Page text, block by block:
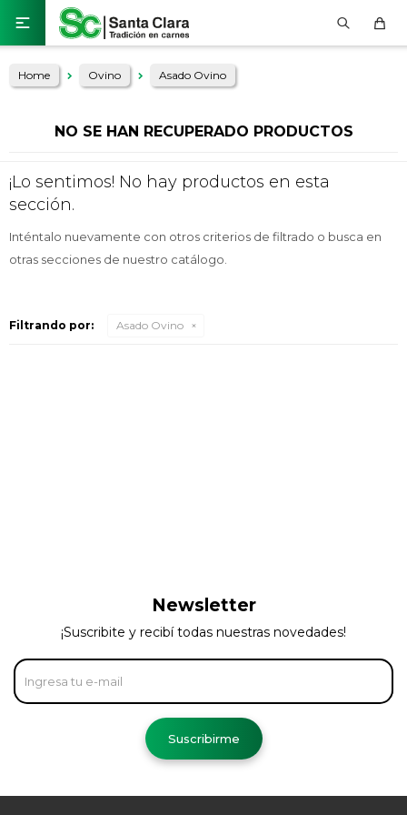

Home Ovino Asado Ovino
NO SE HAN RECUPERADO PRODUCTOS
¡Lo sentimos! No hay productos en esta
sección.
Inténtalo nuevamente con otros criterios de filtrado o busca en
otras secciones de nuestro catálogo.
Filtrando por: Asado Ovino
Newsletter
¡Suscribite y recibí todas nuestras novedades!
Suscribirme